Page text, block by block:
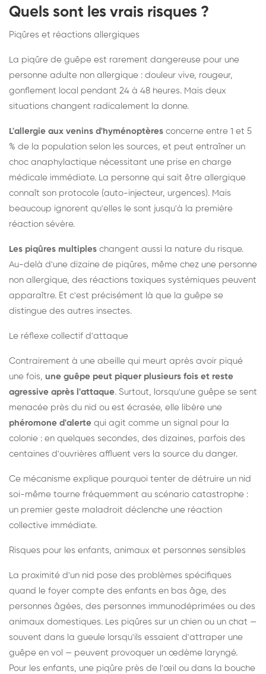
Quels sont les vrais risques ?
Piqûres et réactions allergiques
La piqûre de guêpe est rarement dangereuse pour une
personne adulte non allergique : douleur vive, rougeur,
gonflement local pendant 24 à 48 heures. Mais deux
situations changent radicalement la donne.
L'allergie aux venins d'hyménoptères concerne entre 1 et 5
% de la population selon les sources, et peut entraîner un
choc anaphylactique nécessitant une prise en charge
médicale immédiate. La personne qui sait être allergique
connaît son protocole (auto-injecteur, urgences). Mais
beaucoup ignorent qu'elles le sont jusqu'à la première
réaction sévère.
Les piqûres multiples changent aussi la nature du risque.
Au-delà d'une dizaine de piqûres, même chez une personne
non allergique, des réactions toxiques systémiques peuvent
apparaître. Et c'est précisément là que la guêpe se
distingue des autres insectes.
Le réflexe collectif d'attaque
Contrairement à une abeille qui meurt après avoir piqué
une fois, une guêpe peut piquer plusieurs fois et reste
agressive après l'attaque. Surtout, lorsqu'une guêpe se sent
menacée près du nid ou est écrasée, elle libère une
phéromone d'alerte qui agit comme un signal pour la
colonie : en quelques secondes, des dizaines, parfois des
centaines d'ouvrières affluent vers la source du danger.
Ce mécanisme explique pourquoi tenter de détruire un nid
soi-même tourne fréquemment au scénario catastrophe :
un premier geste maladroit déclenche une réaction
collective immédiate.
Risques pour les enfants, animaux et personnes sensibles
La proximité d'un nid pose des problèmes spécifiques
quand le foyer compte des enfants en bas âge, des
personnes âgées, des personnes immunodéprimées ou des
animaux domestiques. Les piqûres sur un chien ou un chat —
souvent dans la gueule lorsqu'ils essaient d'attraper une
guêpe en vol — peuvent provoquer un œdème laryngé.
Pour les enfants, une piqûre près de l'œil ou dans la bouche